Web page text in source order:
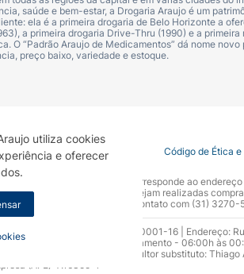
utiliza cookies
e oferecer
saúde e bem-estar, a Drogaria Araujo é um
ela é a primeira drogaria de Belo Horizonte a
a primeira drogaria Drive-Thru (1990) e a
O “Padrão Araujo de Medicamentos” dá nome
preço baixo, variedade e estoque.
da Privacidade Covid-19 Código de Ética
informa que o seu site oficial corresponde ao
recomendamos que não sejam realizadas
dúvidas, gentileza entrar em contato com (31)
Araujo S.A | CNPJ: 17.256.512.0001-16 |
5000 Horário de funcionamento - 06:00h às
Alvarenga – CRF 52.584 - Consultor substituto:
(AFE): 7.16355-1